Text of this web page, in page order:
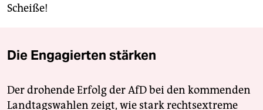
Scheiße!
Die Engagierten stärken
Der drohende Erfolg der AfD bei den kommenden
Landtagswahlen zeigt, wie stark rechtsextreme